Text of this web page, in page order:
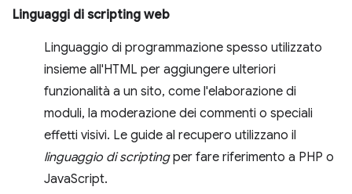
Linguaggi di scripting web
Linguaggio di programmazione spesso utilizzato
insieme all'HTML per aggiungere ulteriori
funzionalità a un sito, come l'elaborazione di
moduli, la moderazione dei commenti o speciali
effetti visivi. Le guide al recupero utilizzano il
linguaggio di scriptingper fare riferimento a PHP o
JavaScript.